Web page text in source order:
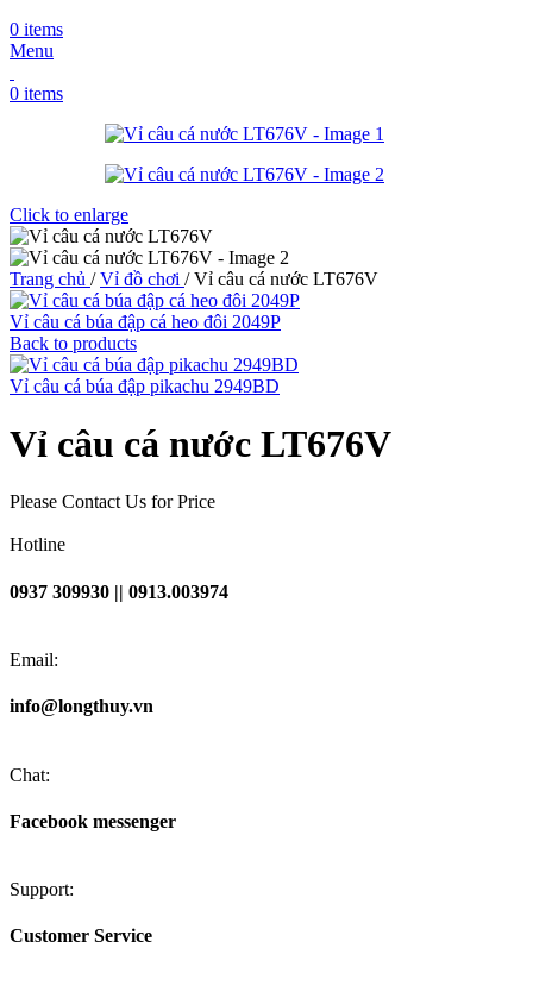
0 items
Menu
0 items
Click to enlarge
Trang chủ / Vỉ đồ chơi / Vỉ câu cá nước LT676V
Vỉ câu cá búa đập cá heo đôi 2049P
Back to products
Vỉ câu cá búa đập pikachu 2949BD
Vỉ câu cá nước LT676V
Please Contact Us for Price
Hotline
0937 309930 || 0913.003974
Email:
info@longthuy.vn
Chat:
Facebook messenger
Support:
Customer Service